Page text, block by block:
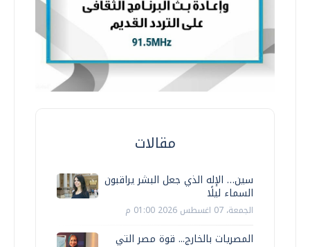
مقالات
سين… الإله الذي جعل البشر يراقبون
السماء ليلًا
الجمعة، 07 اغسطس 2026 01:00 م
المصريات بالخارج... قوة مصر التي